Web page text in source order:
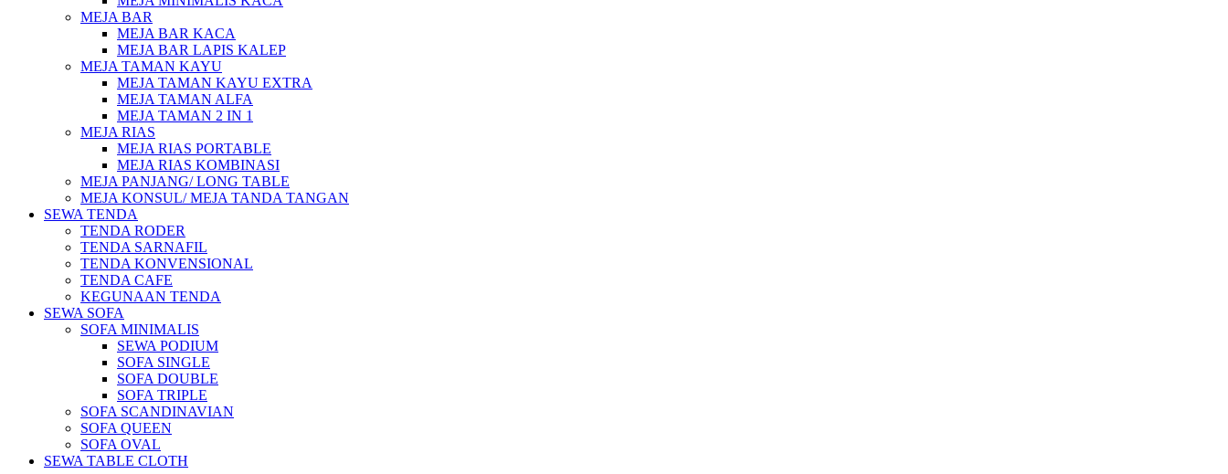
MEJA BAR
MEJA BAR KACA
MEJA BAR LAPIS KALEP
MEJA TAMAN KAYU
MEJA TAMAN KAYU EXTRA
MEJA TAMAN ALFA
MEJA TAMAN 2 IN 1
MEJA RIAS
MEJA RIAS PORTABLE
MEJA RIAS KOMBINASI
MEJA PANJANG/ LONG TABLE
MEJA KONSUL/ MEJA TANDA TANGAN
SEWA TENDA
TENDA RODER
TENDA SARNAFIL
TENDA KONVENSIONAL
TENDA CAFE
KEGUNAAN TENDA
SEWA SOFA
SOFA MINIMALIS
SEWA PODIUM
SOFA SINGLE
SOFA DOUBLE
SOFA TRIPLE
SOFA SCANDINAVIAN
SOFA QUEEN
SOFA OVAL
SEWA TABLE CLOTH